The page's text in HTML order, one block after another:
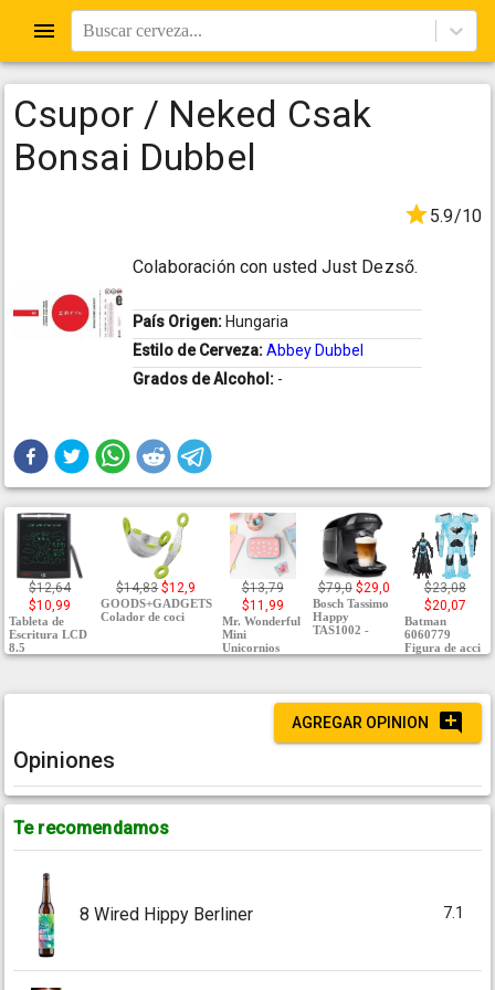
Buscar cerveza...
Csupor / Neked Csak
Bonsai Dubbel
5.9/10
Colaboración con usted Just Dezső.
País Origen: Hungaria
Estilo de Cerveza:Abbey Dubbel
Grados de Alcohol: -
$12,64
$10,99
Tableta de
Escritura LCD
8.5
$14,83 $12,9
GOODS+GADGETS
Colador de coci
$13,79
$11,99
Mr. Wonderful
Mini
Unicornios
$79,0 $29,0
Bosch Tassimo
Happy
TAS1002 -
$23,08
$20,07
Batman
6060779
Figura de acci
AGREGAR OPINION
Opiniones
Te recomendamos
8 Wired Hippy Berliner 7.1